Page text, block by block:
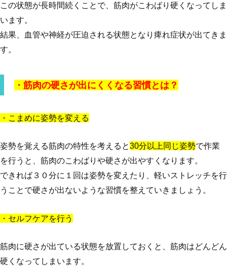
この状態が長時間続くことで、筋肉がこわばり硬くなってしま
います。
結果、血管や神経が圧迫される状態となり痺れ症状が出てきま
す。
・筋肉の硬さが出にくくなる習慣とは？
・こまめに姿勢を変える
姿勢を覚える筋肉の特性を考えると30分以上同じ姿勢で作業
を行うと、筋肉のこわばりや硬さが出やすくなります。
できれば３０分に１回は姿勢を変えたり、軽いストレッチを行
うことで硬さが出ないような習慣を整えていきましょう。
・セルフケアを行う
筋肉に硬さが出ている状態を放置しておくと、筋肉はどんどん
硬くなってしまいます。